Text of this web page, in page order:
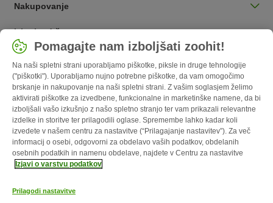
Nakupovanje
Izberite državo
Slovenija / SI
Follow zooplus
Pomagajte nam izboljšati zoohit!
Na naši spletni strani uporabljamo piškotke, piksle in druge tehnologije
("piškotki"). Uporabljamo nujno potrebne piškotke, da vam omogočimo
brskanje in nakupovanje na naši spletni strani. Z vašim soglasjem želimo
aktivirati piškotke za izvedbene, funkcionalne in marketinške namene, da bi
izboljšali vašo izkušnjo z našo spletno stranjo ter vam prikazali relevantne
izdelke in storitve ter prilagodili oglase. Spremembe lahko kadar koli
izvedete v našem centru za nastavitve (“Prilagajanje nastavitev”). Za več
informacij o osebi, odgovorni za obdelavo vaših podatkov, obdelanih
osebnih podatkih in namenu obdelave, najdete v Centru za nastavitve
Izjavi o varstvu podatkov
Prilagodi nastavitve